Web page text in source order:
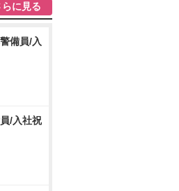
らに見る
備員/入
/入社祝